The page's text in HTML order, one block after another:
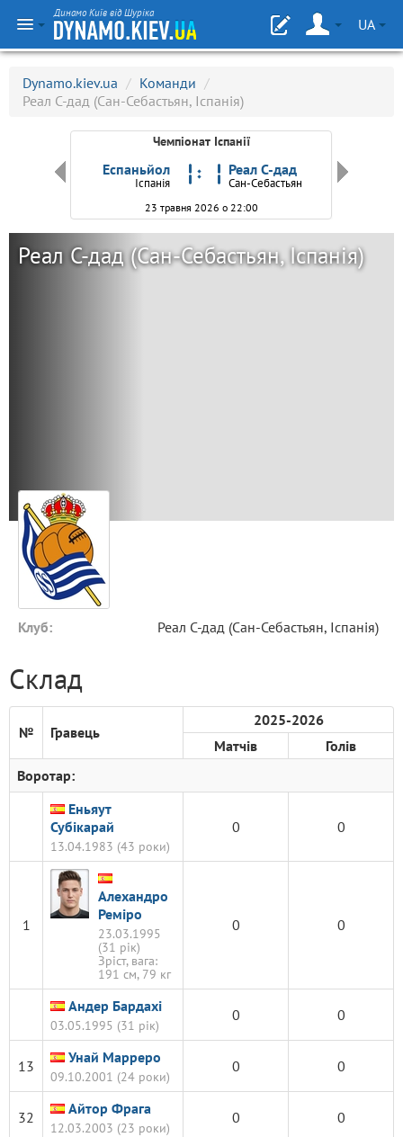
Динамо Київ від Шуріка
UA
Dynamo.kiev.ua / Команди /
Реал С-дад (Сан-Себастьян, Іспанія)
Чемпіонат Іспанії
Еспаньйол
Іспанія
Реал С-дад
Сан-Себастьян
23 травня 2026 о 22:00
Реал С-дад (Сан-Себастьян, Іспанія)
Клуб: Реал С-дад (Сан-Себастьян, Іспанія)
Склад
№ Гравець
2025-2026
Матчів
Голів
Воротар:
Еньяут
Субікарай
13.04.1983 (43 роки)
0 0
1
Алехандро
Реміро
23.03.1995
(31 рік)
Зріст, вага:
191 см, 79 кг
0 0
Андер Бардахі
03.05.1995 (31 рік)
0 0
13 Унай Марреро
09.10.2001 (24 роки)
0 0
32 Айтор Фрага
12.03.2003 (23 роки)
0 0